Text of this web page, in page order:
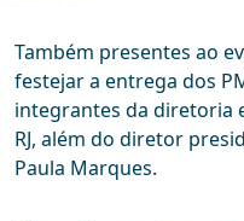
Também presentes ao
festejar a entrega dos
integrantes da diretoria
RJ, além do diretor
Paula Marques.